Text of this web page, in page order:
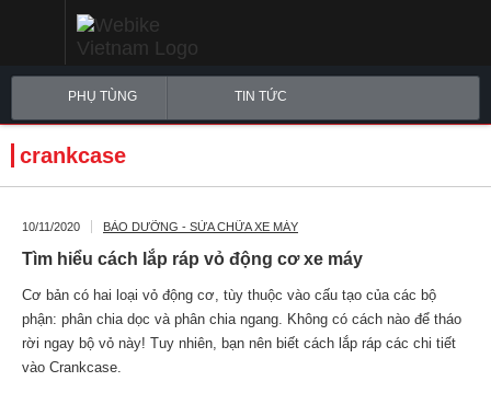
PHỤ TÙNG TIN TỨC
crankcase
10/11/2020 BẢO DƯỠNG - SỬA CHỮA XE MÁY
Tìm hiểu cách lắp ráp vỏ động cơ xe máy
Cơ bản có hai loại vỏ động cơ, tùy thuộc vào cấu tạo của các bộ
phận: phân chia dọc và phân chia ngang. Không có cách nào để tháo
rời ngay bộ vỏ này! Tuy nhiên, bạn nên biết cách lắp ráp các chi tiết
vào Crankcase.